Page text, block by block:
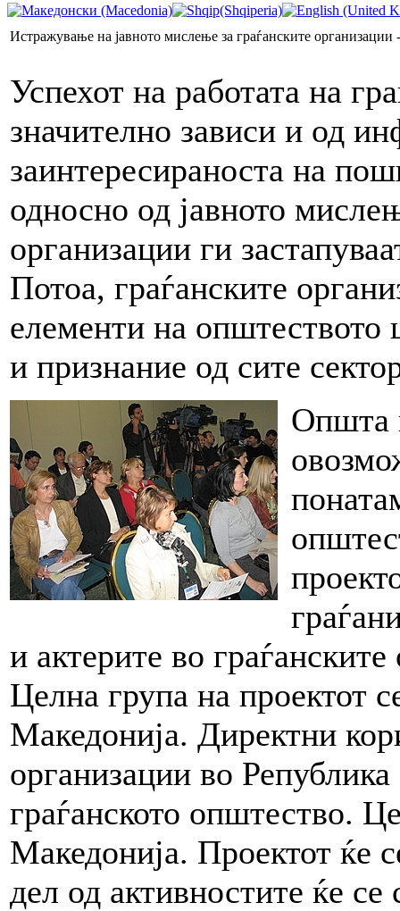
Истражување на јавното мислење за граѓанските
Успехот на работата на
значително зависи и од
заинтересираноста на
односно од јавното
организации ги
Потоа, граѓанските
елементи на
и признание од сите
Општа
и актерите во
Целна група на проектот
Македонија. Директни
организации во
граѓанското општество.
Македонија. Проектот ќе
дел од активностите ќе се